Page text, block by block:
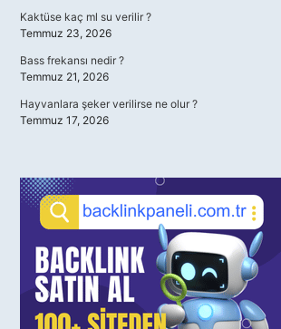
Kaktüse kaç ml su verilir ?
Temmuz 23, 2026
Bass frekansı nedir ?
Temmuz 21, 2026
Hayvanlara şeker verilirse ne olur ?
Temmuz 17, 2026